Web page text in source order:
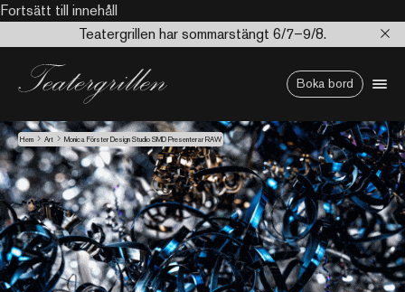
Fortsätt till innehåll
Teatergrillen har sommarstängt 6/7–9/8.
Boka bord
Hem Art Monica Förster Design Studio SMD Presenterar RAW